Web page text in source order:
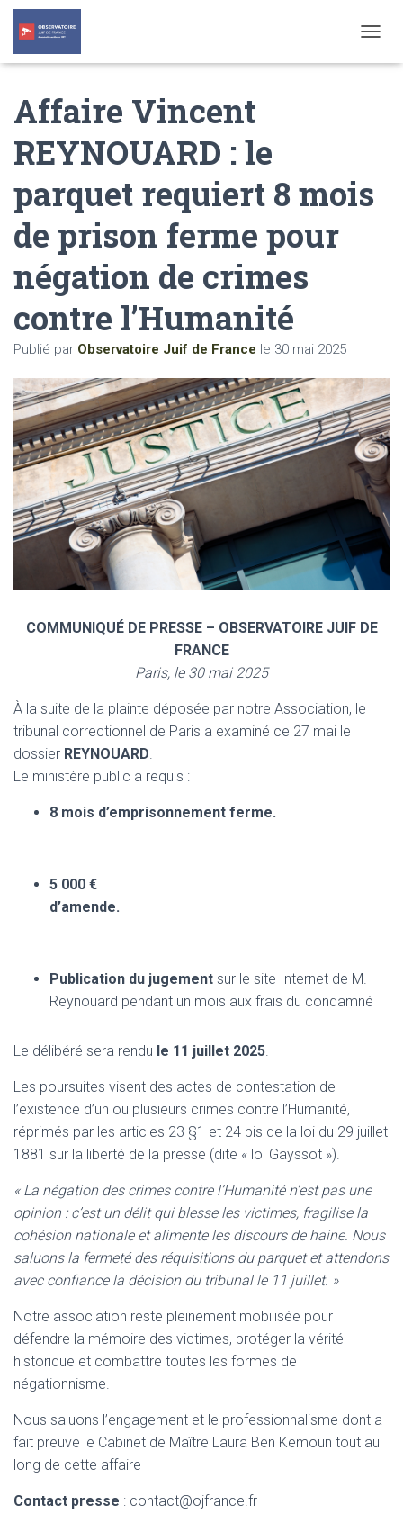
O
I
Affaire Vincent
REYNOUARD : le
parquet requiert 8 mois
de prison ferme pour
négation de crimes
contre l’Humanité
Publié par Observatoire Juif de France le 30 mai 2025
COMMUNIQUÉ DE PRESSE – OBSERVATOIRE JUIF DE
FRANCE
Paris, le 30 mai 2025
À la suite de la plainte déposée par notre Association, le
tribunal correctionnel de Paris a examiné ce 27 mai le
dossier REYNOUARD.
Le ministère public a requis :
8 mois d’emprisonnement ferme.
5 000 €
d’amende.
Publication du jugement sur le site Internet de M.
Reynouard pendant un mois aux frais du condamné
Le délibéré sera rendu le 11 juillet 2025.
Les poursuites visent des actes de contestation de
l’existence d’un ou plusieurs crimes contre l’Humanité,
réprimés par les articles 23 §1 et 24 bis de la loi du 29 juillet
1881 sur la liberté de la presse (dite « loi Gayssot »).
« La négation des crimes contre l’Humanité n’est pas une
opinion : c’est un délit qui blesse les victimes, fragilise la
cohésion nationale et alimente les discours de haine. Nous
saluons la fermeté des réquisitions du parquet et attendons
avec confiance la décision du tribunal le 11 juillet. »
Notre association reste pleinement mobilisée pour
défendre la mémoire des victimes, protéger la vérité
historique et combattre toutes les formes de
négationnisme.
Nous saluons l’engagement et le professionnalisme dont a
fait preuve le Cabinet de Maître Laura Ben Kemoun tout au
long de cette affaire
Contact presse : contact@ojfrance.fr